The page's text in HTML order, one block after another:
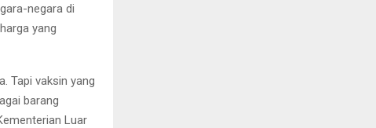
negara di
yang
Tapi vaksin yang
barang
Luar